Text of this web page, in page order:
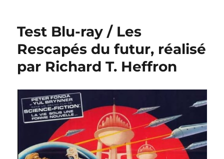
Test Blu-ray / Les
Rescapés du futur, réalisé
par Richard T. Heffron